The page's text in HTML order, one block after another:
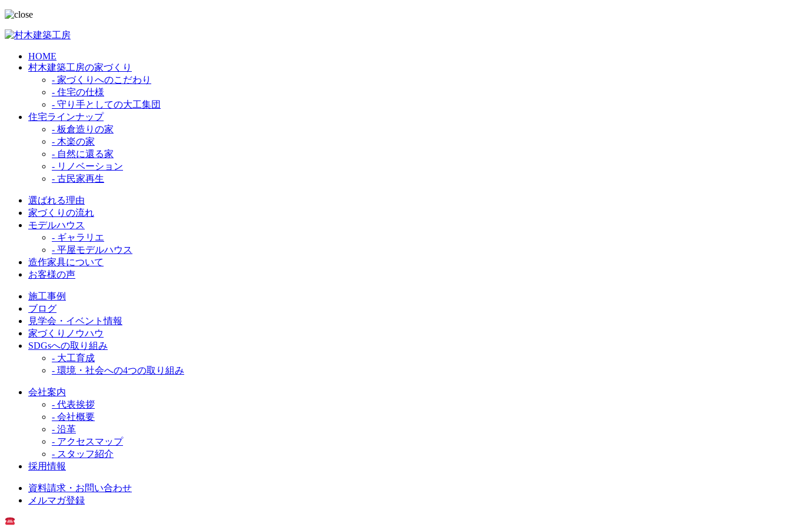
HOME
村木建築工房の家づくり
- 家づくりへのこだわり
- 住宅の仕様
- 守り手としての大工集団
住宅ラインナップ
- 板倉造りの家
- 木楽の家
- 自然に還る家
- リノベーション
- 古民家再生
選ばれる理由
家づくりの流れ
モデルハウス
- ギャラリエ
- 平屋モデルハウス
造作家具について
お客様の声
施工事例
ブログ
見学会・イベント情報
家づくりノウハウ
SDGsへの取り組み
- 大工育成
- 環境・社会への4つの取り組み
会社案内
- 代表挨拶
- 会社概要
- 沿革
- アクセスマップ
- スタッフ紹介
採用情報
資料請求・お問い合わせ
メルマガ登録